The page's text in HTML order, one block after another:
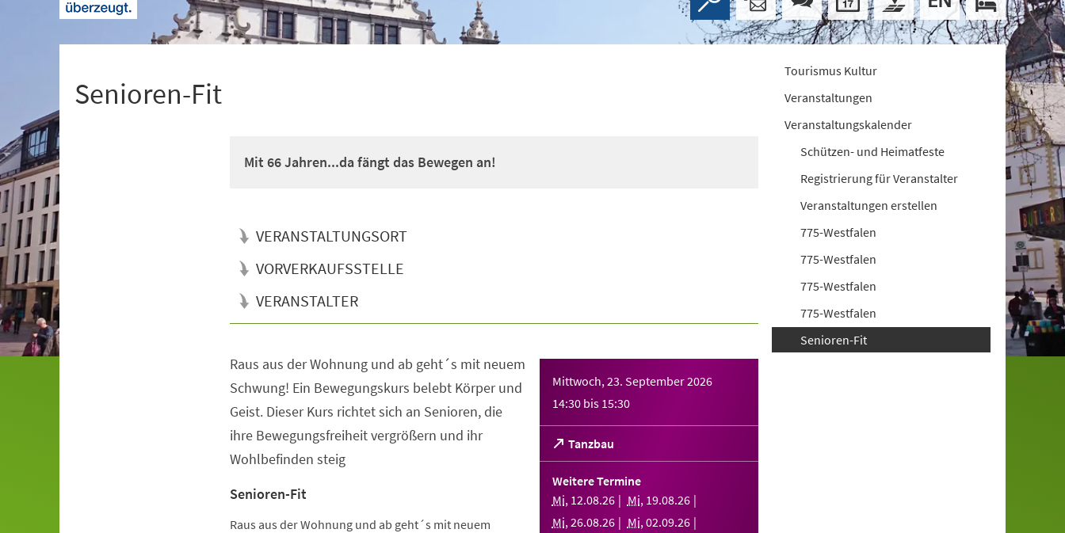
Senioren-Fit
Mit 66 Jahren...da fängt das Bewegen an!
VERANSTALTUNGSORT
VORVERKAUFSSTELLE
VERANSTALTER
Mittwoch, 23. September 2026
14:30 bis 15:30
Tanzbau
(Öffnet
in
einem
neuen
Tab)
Weitere Termine
Mi, 12.08.26 Mi, 19.08.26
Mi,26.08.26 Mi,02.09.26
Raus aus der Wohnung und ab geht´s mit neuem
Schwung! Ein Bewegungskurs belebt Körper und
Geist. Dieser Kurs richtet sich an Senioren, die
ihre Bewegungsfreiheit vergrößern und ihr
Wohlbefinden steig
Senioren-Fit
Raus aus der Wohnung und ab geht´s mit neuem
Tourismus Kultur
Veranstaltungen
Veranstaltungskalender
Schützen- und Heimatfeste
Registrierung für Veranstalter
Veranstaltungen erstellen
775-Westfalen
775-Westfalen
775-Westfalen
775-Westfalen
Senioren-Fit